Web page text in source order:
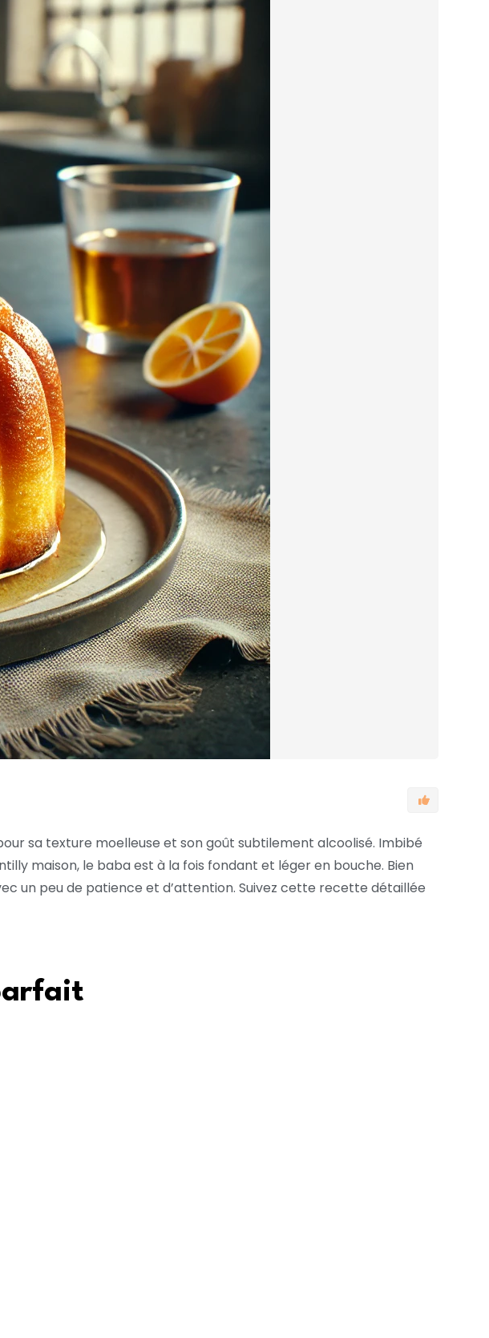
sa texture moelleuse et son goût subtilement alcoolisé. Imbibé
maison, le baba est à la fois fondant et léger en bouche. Bien
un peu de patience et d’attention. Suivez cette recette détaillée